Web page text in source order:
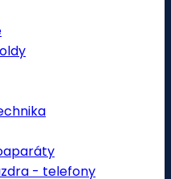
- telefony